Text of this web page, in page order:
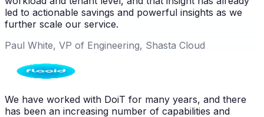
led to actionable savings and powerful insights as we
further scale our service.
Paul White, VP of Engineering, Shasta Cloud
We have worked with DoiT for many years, and there
has been an increasing number of capabilities and